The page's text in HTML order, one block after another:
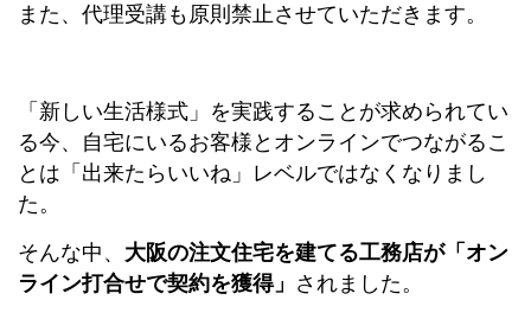
また、代理受講も原則禁止させていただきます。
「新しい生活様式」を実践することが求められてい
る今、自宅にいるお客様とオンラインでつながるこ
とは「出来たらいいね」レベルではなくなりまし
た。
そんな中、 大阪の注文住宅を建てる工務店が「オン
ライン打合せで契約を獲得」 されました。